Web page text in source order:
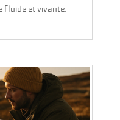
fluide et vivante.